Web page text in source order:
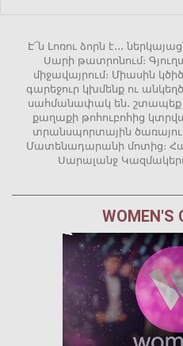
Է՜ն Լոռու ձորն է․․․
Սարի թատրոնում։
միջավայրում։ Միասին
գարեջուր կխմենք ու
սահմանափակ են․ շտապեք
քաղաքի թոհուբոհից
տրանսպորտային
Մատենադարանի մոտից։
Սարալանջ
WOMEN'S